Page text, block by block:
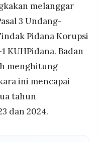
melanggar
3 Undang-
Pidana Korupsi
KUHPidana. Badan
menghitung
ini mencapai
tahun
dan 2024.